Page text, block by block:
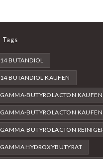
Tags
14 BUTANDIOL
14 BUTANDIOL KAUFEN
GAMMA-BUTYROLACTON KAUFEN
GAMMA-BUTYROLACTON
GAMMA-BUTYROLACTON
GAMMA HYDROXYBUTYRAT